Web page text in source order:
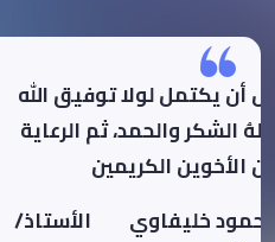
ما كان لهذا العمل أن
سبحانه وتعالى فلهُ الشكر
والدعم من
الأستاذ/ مهدي محمود